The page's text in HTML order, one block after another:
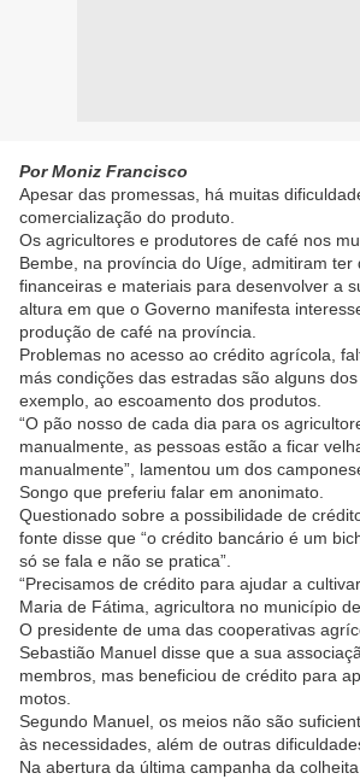
Por Moniz Francisco
Apesar das promessas, há muitas
comercialização do produto.
Os agricultores e produtores de café nos
Bembe, na província do Uíge, admitiram ter
financeiras e materiais para desenvolver a
altura em que o Governo manifesta
produção de café na província.
Problemas no acesso ao crédito agrícola,
más condições das estradas são alguns
exemplo, ao escoamento dos produtos.
“O pão nosso de cada dia para os
manualmente, as pessoas estão a ficar
manualmente”, lamentou um dos
Songo que preferiu falar em anonimato.
Questionado sobre a possibilidade de
fonte disse que “o crédito bancário é um
só se fala e não se pratica”.
“Precisamos de crédito para ajudar a
Maria de Fátima, agricultora no município
O presidente de uma das cooperativas
Sebastião Manuel disse que a sua
membros, mas beneficiou de crédito para
motos.
Segundo Manuel, os meios não são
às necessidades, além de outras
Na abertura da última campanha da